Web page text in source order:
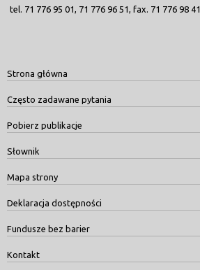
tel. 71 776 95 01, 71 776 96 51, fax. 71 776 98 41
Strona główna
Często zadawane pytania
Pobierz publikacje
Słownik
Mapa strony
Deklaracja dostępności
Fundusze bez barier
Kontakt